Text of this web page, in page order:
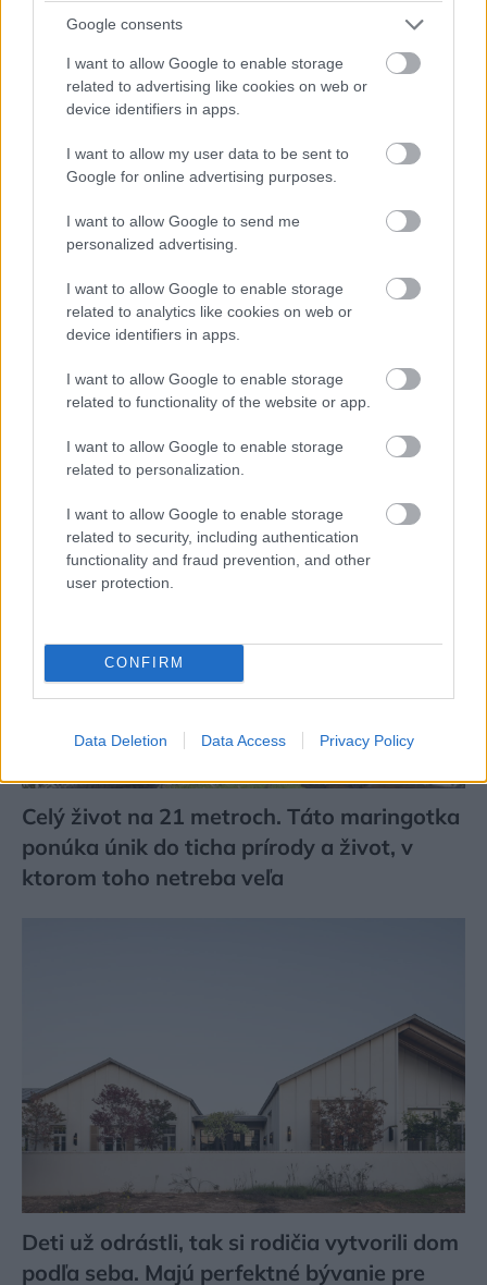
Google consents
I want to allow Google to enable storage
related to advertising like cookies on web or
device identifiers in apps.
I want to allow my user data to be sent to
Google for online advertising purposes.
I want to allow Google to send me
personalized advertising.
I want to allow Google to enable storage
related to analytics like cookies on web or
device identifiers in apps.
I want to allow Google to enable storage
related to functionality of the website or app.
I want to allow Google to enable storage
related to personalization.
I want to allow Google to enable storage
related to security, including authentication
functionality and fraud prevention, and other
user protection.
CONFIRM
Data Deletion Data Access Privacy Policy
Zdroj: Časopis Môj dom
Kategória: Návšteva
Tagy: chata chatka
prírodné materiály rekonštrukcia chalupy
Zdieľať článok
Celý život na 21 metroch. Táto maringotka
ponúka únik do ticha prírody a život, v
ktorom toho netreba veľa
Deti už odrástli, tak si rodičia vytvorili dom
podľa seba. Majú perfektné bývanie pre